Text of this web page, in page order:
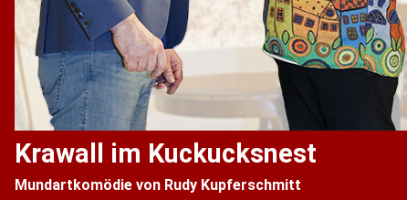
Krawall im Kuckucksnest
Mundartkomödie von Rudy Kupferschmitt